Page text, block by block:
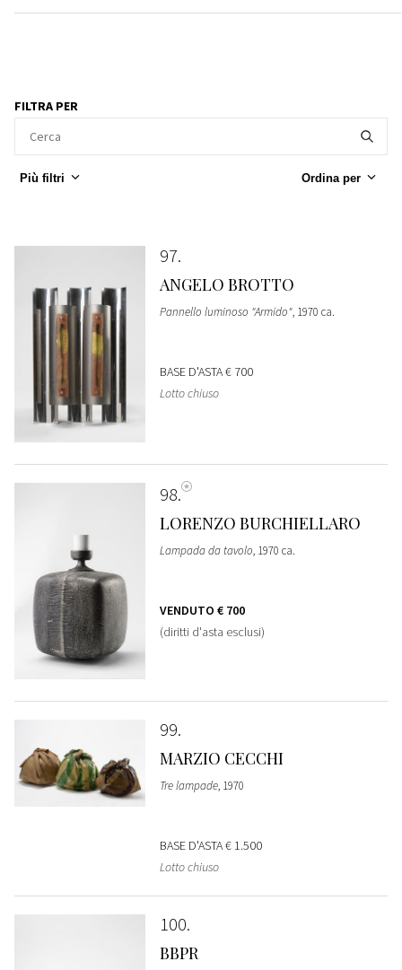
FILTRA PER
Più filtri Ordina per
97
ANGELO BROTTO
Pannello luminoso "Armido", 1970 ca.
BASE D'ASTA€ 700
Lotto chiuso
98
LORENZO BURCHIELLARO
Lampada da tavolo, 1970 ca.
VENDUTO € 700
(diritti d'asta esclusi)
99
MARZIO CECCHI
Tre lampade, 1970
BASE D'ASTA€ 1.500
Lotto chiuso
100
BBPR